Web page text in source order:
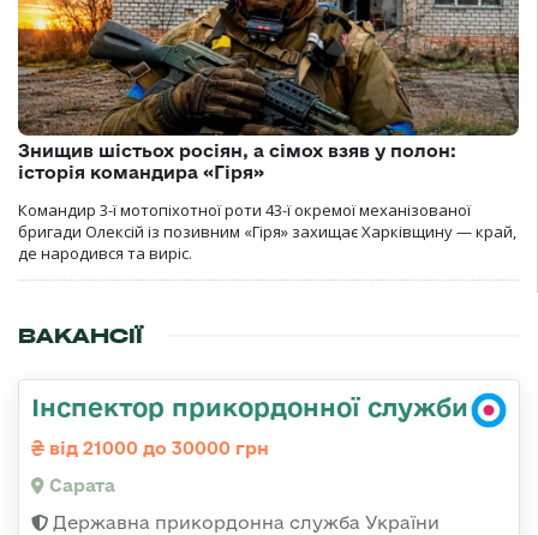
Знищив шістьох росіян, а сімох взяв у полон:
історія командира «Гіря»
Командир 3-ї мотопіхотної роти 43-ї окремої механізованої
бригади Олексій із позивним «Гіря» захищає Харківщину — край,
де народився та виріс.
ВАКАНСІЇ
Інспектор прикордонної служби
від 21000 до 30000 грн
Сарата
Державна прикордонна служба України